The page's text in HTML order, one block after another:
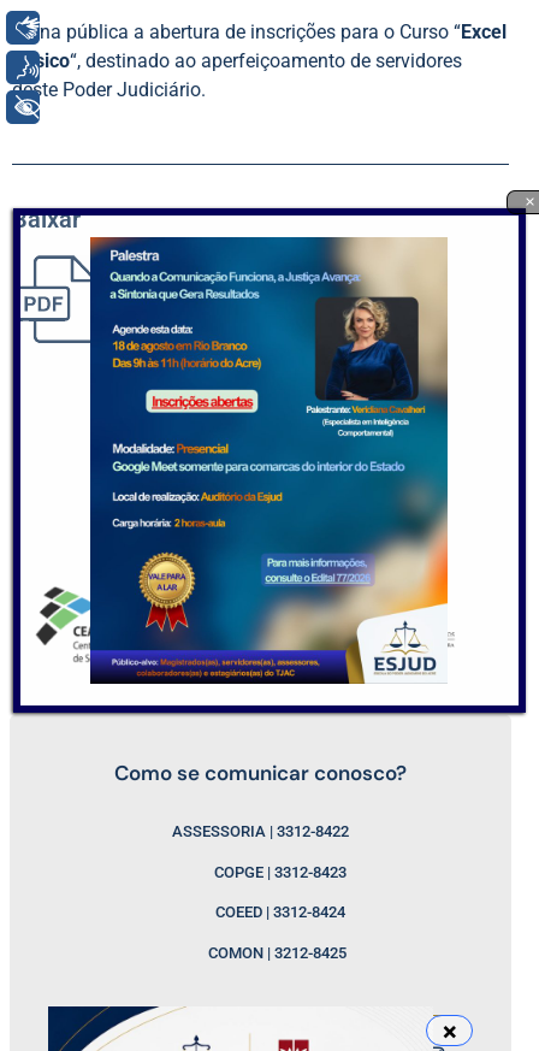
Torna pública a abertura de inscrições para o Curso “Excel
Básico“, destinado ao aperfeiçoamento de servidores
deste Poder Judiciário.
Baixar
Como se comunicar conosco?
ASSESSORIA | 3312-8422
COPGE | 3312-8423
COEED | 3312-8424
COMON | 3212-8425
×
Libras
Voz